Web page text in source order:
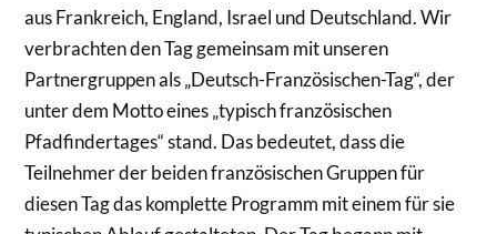
aus Frankreich, England, Israel und Deutschland. Wir
verbrachten den Tag gemeinsam mit unseren
Partnergruppen als „Deutsch-Französischen-Tag“, der
unter dem Motto eines „typisch französischen
Pfadfindertages“ stand. Das bedeutet, dass die
Teilnehmer der beiden französischen Gruppen für
diesen Tag das komplette Programm mit einem für sie